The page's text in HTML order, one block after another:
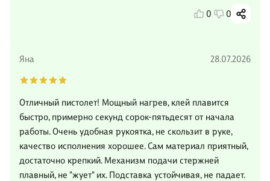
0 0
Яна 28.07.2026
Отличный пистолет! Мощный нагрев, клей плавится
быстро, примерно секунд сорок-пятьдесят от начала
работы. Очень удобная рукоятка, не скользит в руке,
качество исполнения хорошее. Сам материал приятный,
достаточно крепкий. Механизм подачи стержней
плавный, не "жует" их. Подставка устойчивая, не падает.